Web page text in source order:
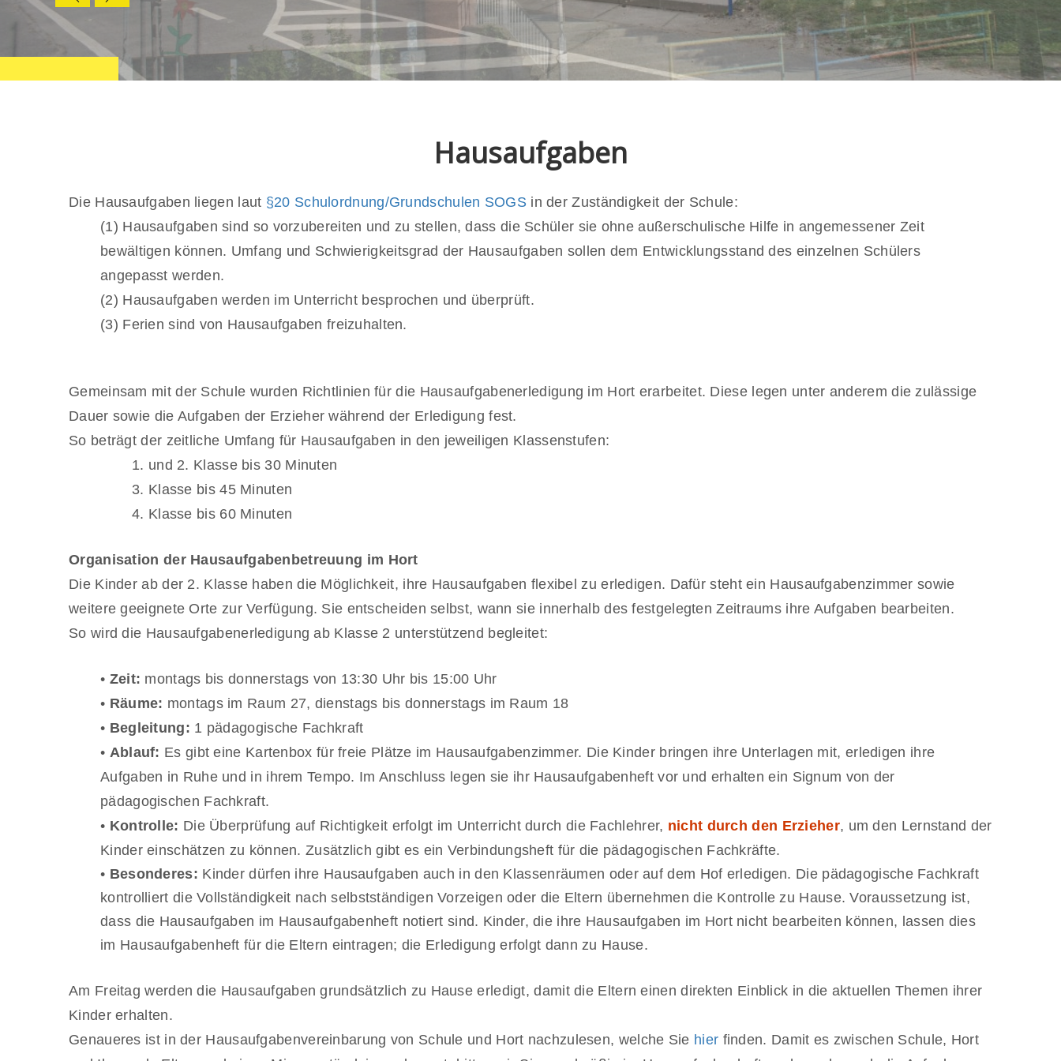
Hausaufgaben
Die Hausaufgaben liegen laut §20 Schulordnung/Grundschulen SOGSin der Zuständigkeit der Schule:
(1) Hausaufgaben sind so vorzubereiten und zu stellen, dass die Schüler sie ohneaußerschulische Hilfe in angemessener Zeit
bewältigen können. Umfang und Schwierigkeitsgrad der Hausaufgaben sollen dem Entwicklungsstand des einzelnen Schülers
angepasst werden.
(2) Hausaufgaben werden im Unterricht besprochen und überprüft.
(3) Ferien sind von Hausaufgaben freizuhalten.
Gemeinsam mit der Schule wurden Richtlinien für die Hausaufgabenerledigung im Hort erarbeitet. Diese legen unter anderem die zulässige
Dauer sowie die Aufgaben der Erzieher während der Erledigung fest.
So beträgt der zeitliche Umfang für Hausaufgaben in den jeweiligen Klassenstufen:
1. und 2. Klasse bis 30 Minuten
3. Klasse bis 45 Minuten
4. Klasse bis 60 Minuten
Organisation der Hausaufgabenbetreuung im Hort
Die Kinder ab der 2. Klasse haben die Möglichkeit, ihre Hausaufgaben flexibel zu erledigen. Dafür steht ein Hausaufgabenzimmer sowie
weitere geeignete Orte zur Verfügung. Sie entscheiden selbst, wann sie innerhalb des festgelegten Zeitraums ihre Aufgaben bearbeiten.
So wird die Hausaufgabenerledigung ab Klasse 2 unterstützend begleitet:
• Zeit: montags bis donnerstags von 13:30 Uhr bis 15:00 Uhr
• Räume: montags im Raum 27, dienstags bis donnerstags im Raum 18
• Begleitung: 1 pädagogische Fachkraft
• Ablauf: Es gibt eine Kartenbox für freie Plätze im Hausaufgabenzimmer. Die Kinder bringen ihre Unterlagen mit, erledigen ihre
Aufgaben in Ruhe und in ihrem Tempo. Im Anschluss legen sie ihr Hausaufgabenheft vor und erhalten ein Signum von der
pädagogischen Fachkraft.
• Kontrolle: Die Überprüfung auf Richtigkeit erfolgt im Unterricht durch die Fachlehrer, nicht durch den Erzieher, um den Lernstand der
Kinder einschätzen zu können. Zusätzlich gibt es ein Verbindungsheft für die pädagogischen Fachkräfte.
• Besonderes: Kinder dürfen ihre Hausaufgaben auch in den Klassenräumen oder auf dem Hof erledigen. Die pädagogische Fachkraft
kontrolliert die Vollständigkeit nach selbstständigen Vorzeigen oder die Eltern übernehmen die Kontrolle zu Hause. Voraussetzung ist,
dass die Hausaufgaben im Hausaufgabenheft notiert sind. Kinder, die ihre Hausaufgaben im Hort nicht bearbeiten können, lassen dies
im Hausaufgabenheft für die Eltern eintragen; die Erledigung erfolgt dann zu Hause.
Am Freitag werden die Hausaufgaben grundsätzlich zu Hause erledigt, damit die Eltern einen direkten Einblick in die aktuellen Themen ihrer
Kinder erhalten.
Genaueres ist in der Hausaufgabenvereinbarung von Schule und Hort nachzulesen, welche Sie hier finden. Damit es zwischen Schule, Hort